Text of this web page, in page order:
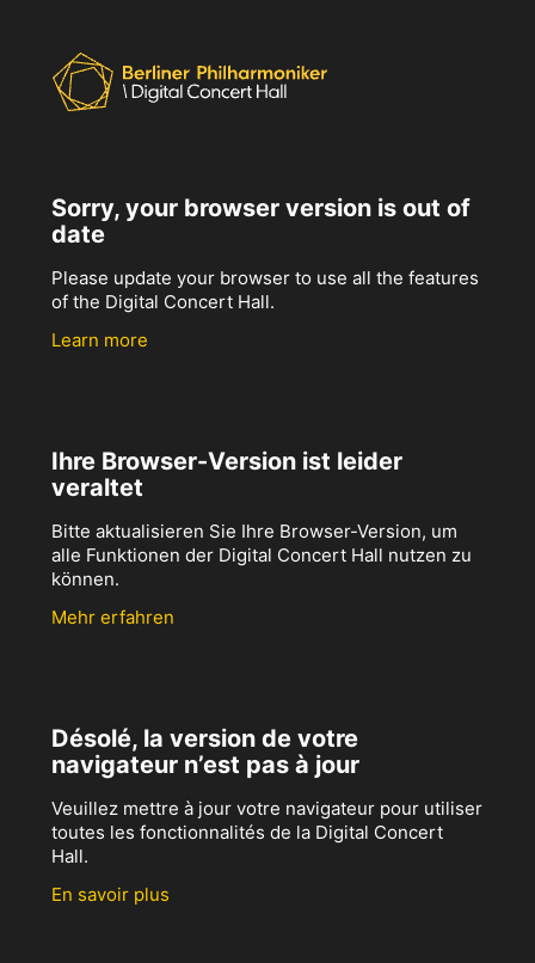
Sorry, your browser version is out of
date
Please update your browser to use all the features
of the Digital Concert Hall.
Learn more
Ihre Browser-Version ist leider
veraltet
Bitte aktualisieren Sie Ihre Browser-Version, um
alle Funktionen der Digital Concert Hall nutzen zu
können.
Mehr erfahren
Désolé, la version de votre
navigateur n’est pas à jour
Veuillez mettre à jour votre navigateur pour utiliser
toutes les fonctionnalités de la Digital Concert
Hall.
En savoir plus